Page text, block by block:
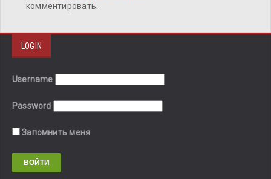
комментировать.
LOGIN
Username
Password
Запомнить меня